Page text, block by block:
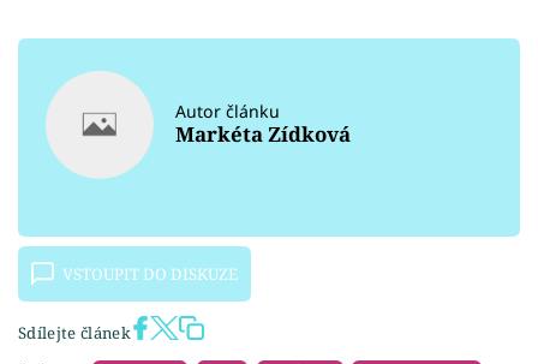
Autor článku
Markéta Zídková
VSTOUPIT DO DISKUZE
Sdílejte článek